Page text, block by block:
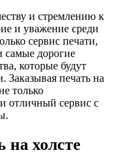
и стремлению к
и уважение среди
сервис печати,
самые дорогие
которые будут
Заказывая печать на
только
отличный сервис с
на холсте